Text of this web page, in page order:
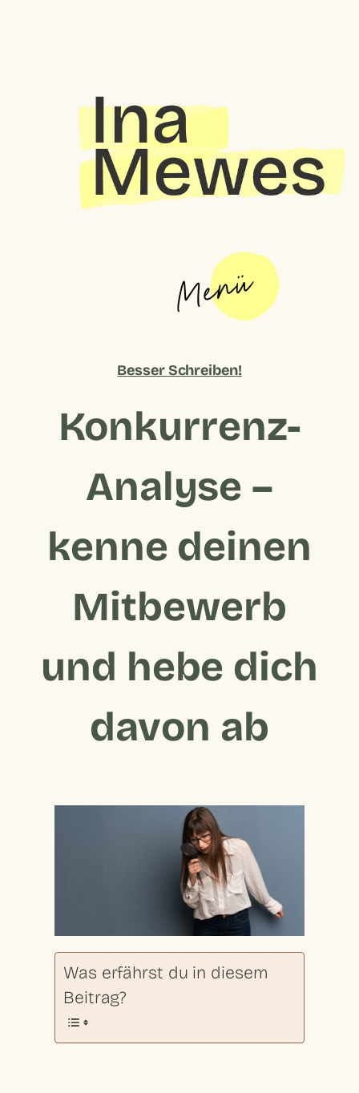
Besser Schreiben!
Konkurrenz-
Analyse –
kenne deinen
Mitbewerb
und hebe dich
davon ab
Was erfährst du in diesem
Beitrag?